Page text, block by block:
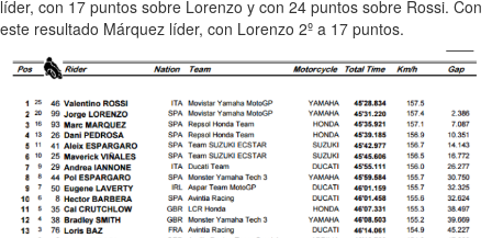
líder, con 17 puntos sobre Lorenzo y con 24 puntos sobre Rossi. Con
este resultado Márquez líder, con Lorenzo 2º a 17 puntos.